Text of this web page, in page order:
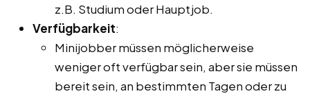
z.B. Studium oder Hauptjob.
Verfügbarkeit:
Minijobber müssen möglicherweise
weniger oft verfügbar sein, aber sie müssen
bereit sein, an bestimmten Tagen oder zu